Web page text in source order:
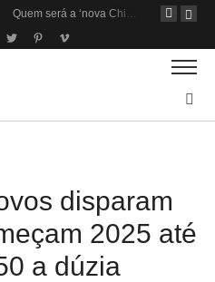
Quem será a ‘nova China’ do agro quando o apetite de Pequim acabar?
disparam
2025 até
a dúzia